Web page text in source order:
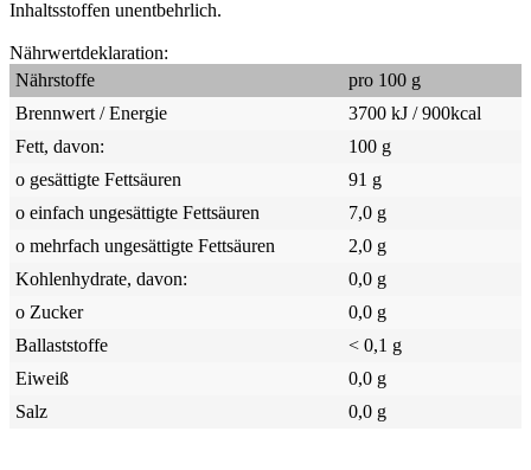
Inhaltsstoffen unentbehrlich.
Nährwertdeklaration:
Nährstoffe
pro 100 g
Brennwert / Energie
3700 kJ / 900kcal
Fett, davon:
100 g
o gesättigte Fettsäuren
91 g
o einfach ungesättigte Fettsäuren
7,0 g
o mehrfach ungesättigte Fettsäuren
2,0 g
Kohlenhydrate, davon:
0,0 g
o Zucker
0,0 g
Ballaststoffe
< 0,1 g
Eiweiß
0,0 g
Salz
0,0 g